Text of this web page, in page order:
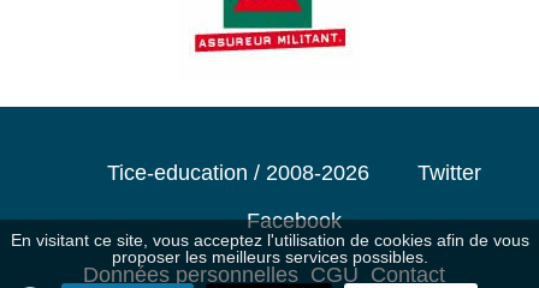
Tice-education / 2008-2026
Twitter
Facebook
Données personnelles CGU Contact
En visitant ce site, vous acceptez l'utilisation de cookies afin de vous
proposer les meilleurs services possibles.